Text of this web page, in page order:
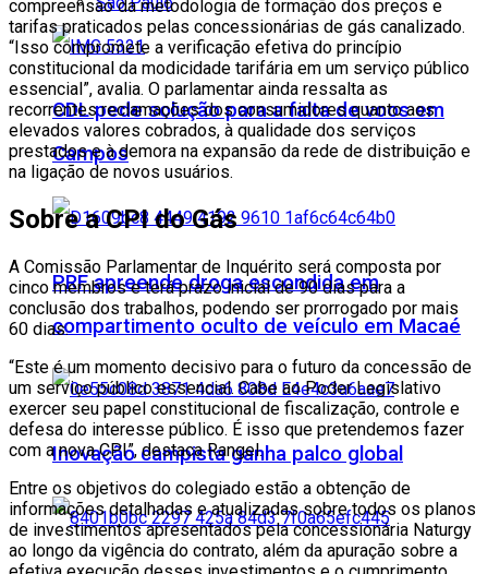
CDL pede solução para a falta de voos em
Campos
PRF apreende droga escondida em
compartimento oculto de veículo em Macaé
Inovação campista ganha palco global
compreensão da metodologia de formação dos preços e
tarifas praticados pelas concessionárias de gás canalizado.
“Isso compromete a verificação efetiva do princípio
constitucional da modicidade tarifária em um serviço público
essencial”, avalia. O parlamentar ainda ressalta as
recorrentes reclamações dos consumidores quanto aos
elevados valores cobrados, à qualidade dos serviços
prestados e à demora na expansão da rede de distribuição e
na ligação de novos usuários.
Sobre a CPI do Gás
A Comissão Parlamentar de Inquérito será composta por
cinco membros e terá prazo inicial de 90 dias para a
conclusão dos trabalhos, podendo ser prorrogado por mais
60 dias.
“Este é um momento decisivo para o futuro da concessão de
um serviço público essencial. Cabe ao Poder Legislativo
exercer seu papel constitucional de fiscalização, controle e
defesa do interesse público. É isso que pretendemos fazer
com a nova CPI”, destaca Rangel.
Entre os objetivos do colegiado estão a obtenção de
informações detalhadas e atualizadas sobre todos os planos
de investimentos apresentados pela concessionária Naturgy
ao longo da vigência do contrato, além da apuração sobre a